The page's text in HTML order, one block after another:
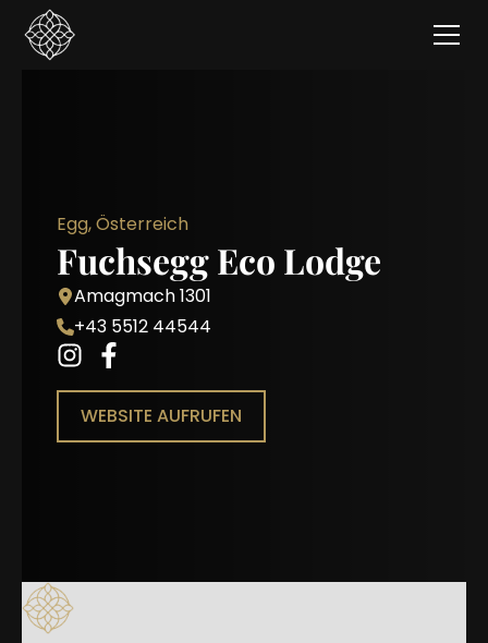
Egg, Österreich
Fuchsegg Eco Lodge
Amagmach 1301
+43 5512 44544
WEBSITE AUFRUFEN